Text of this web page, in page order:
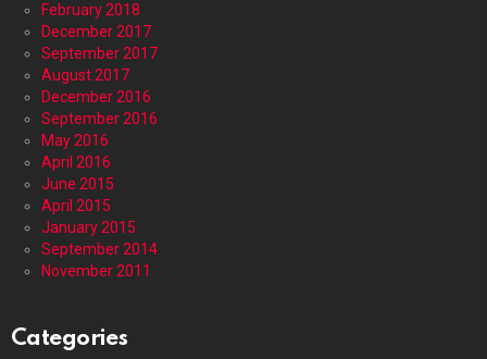
February 2018
December 2017
September 2017
August 2017
December 2016
September 2016
May 2016
April 2016
June 2015
April 2015
January 2015
September 2014
November 2011
Categories